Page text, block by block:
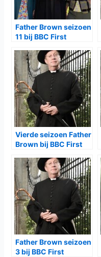
Father Brown seizoen
11 bij BBC First
Vierde seizoen Father
Brown bij BBC First
Father Brown seizoen
3 bij BBC First